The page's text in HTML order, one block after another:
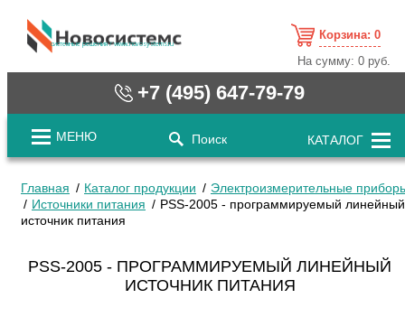
cистемные решения / www.novosystems.ru
Корзина: 0
На сумму:0 руб.
+7 (495) 647-79-79
МЕНЮ Поиск КАТАЛОГ
Главная Каталог продукции
Электроизмерительные
Источники питания
PSS-2005 - программируемый линейный
источник питания
PSS-2005 - ПРОГРАММИРУЕМЫЙ ЛИНЕЙНЫЙ
ИСТОЧНИК ПИТАНИЯ